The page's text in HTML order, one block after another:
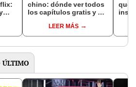
chino: dónde ver todos
los capítulos gratis y en
LEER MÁS
que
ÚLTIMO